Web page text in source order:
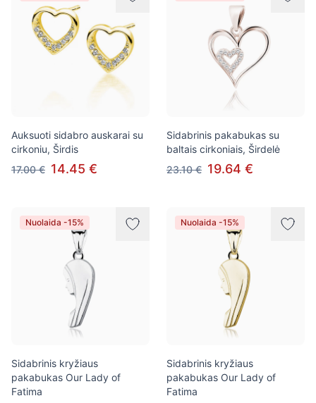
Auksuoti sidabro auskarai su
cirkoniu, Širdis
17.00 € 14.45 €
Sidabrinis pakabukas su
baltais cirkoniais, Širdelė
23.10 € 19.64 €
Nuolaida -15%
Sidabrinis kryžiaus
pakabukas Our Lady of
Fatima
Nuolaida -15%
Sidabrinis kryžiaus
pakabukas Our Lady of
Fatima